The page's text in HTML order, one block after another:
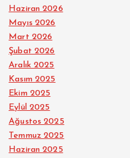
Haziran 2026
Mayıs 2026
Mart 2026
Şubat 2026
Aralık 2025
Kasım 2025
Ekim 2025
Eylül 2025
Ağustos 2025
Temmuz 2025
Haziran 2025